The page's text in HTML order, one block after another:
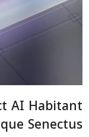
AI Habitant
Senectus